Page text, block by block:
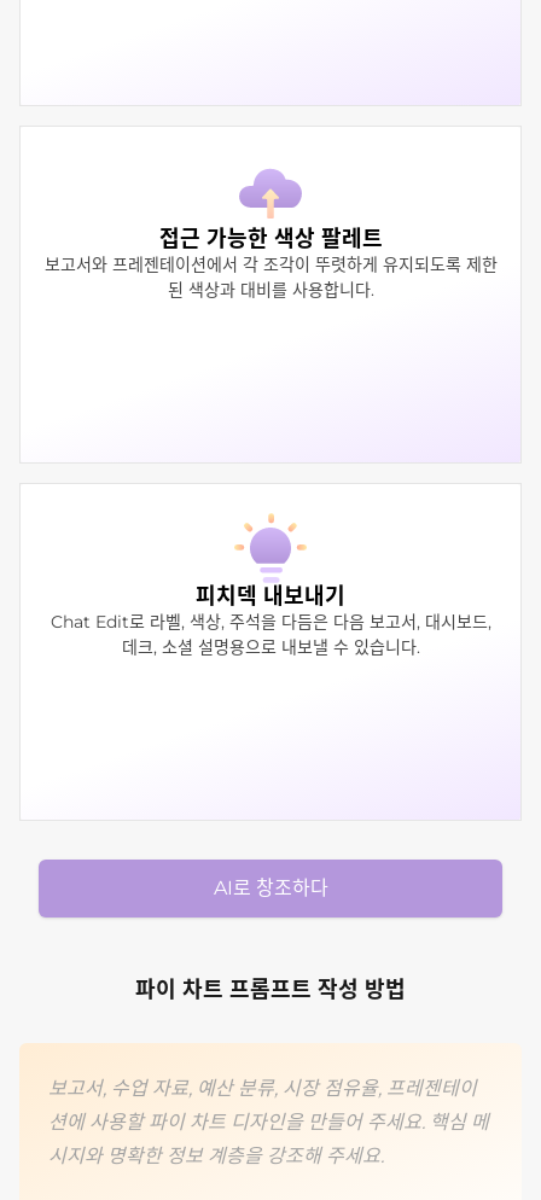
접근 가능한 색상 팔레트
보고서와 프레젠테이션에서 각 조각이 뚜렷하게 유지되도록 제한
된 색상과 대비를 사용합니다.
피치덱 내보내기
Chat Edit로 라벨, 색상, 주석을 다듬은 다음 보고서, 대시보드,
데크, 소셜 설명용으로 내보낼 수 있습니다.
AI로 창조하다
파이 차트 프롬프트 작성 방법
보고서, 수업 자료, 예산 분류, 시장 점유율, 프레젠테이
션에 사용할 파이 차트 디자인을 만들어 주세요. 핵심 메
시지와 명확한 정보 계층을 강조해 주세요.